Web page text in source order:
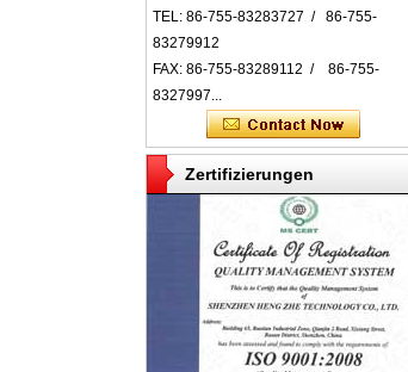
TEL: 86-755-83283727 / 86-755-
83279912
FAX: 86-755-83289112 / 86-755-
8327997...
Zertifizierungen